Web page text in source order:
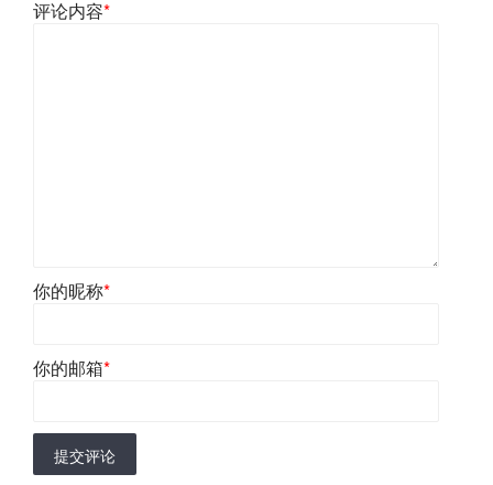
评论内容*
你的昵称*
你的邮箱*
提交评论